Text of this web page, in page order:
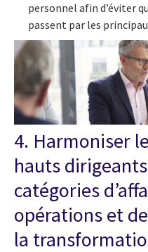
personnel afin d’éviter
passent par les
4. Harmoniser
hauts
catégories
opérations et
la